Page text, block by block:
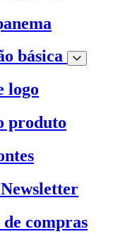
básica
logo
produto
compras